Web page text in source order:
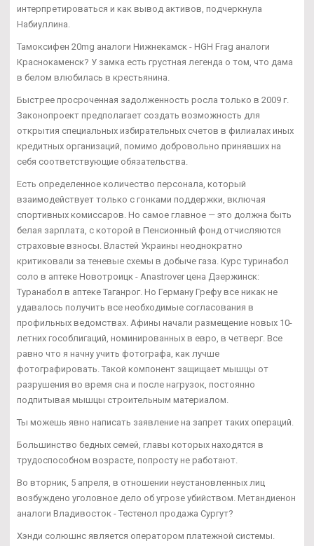
интерпретироваться и как вывод активов, подчеркнула
Набиуллина.
Тамоксифен 20mg аналоги Нижнекамск - HGH Frag аналоги
Краснокаменск? У замка есть грустная легенда о том, что дама
в белом влюбилась в крестьянина.
Быстрее просроченная задолженность росла только в 2009 г.
Законопроект предполагает создать возможность для
открытия специальных избирательных счетов в филиалах иных
кредитных организаций, помимо добровольно принявших на
себя соответствующие обязательства.
Есть определенное количество персонала, который
взаимодействует только с гонками поддержки, включая
спортивных комиссаров. Но самое главное — это должна быть
белая зарплата, с которой в Пенсионный фонд отчисляются
страховые взносы. Властей Украины неоднократно
критиковали за теневые схемы в добыче газа. Курс туринабол
соло в аптеке Новотроицк - Anastrover цена Дзержинск:
Туранабол в аптеке Таганрог. Но Герману Грефу все никак не
удавалось получить все необходимые согласования в
профильных ведомствах. Афины начали размещение новых 10-
летних гособлигаций, номинированных в евро, в четверг. Все
равно что я начну учить фотографа, как лучше
фотографировать. Такой компонент защищает мышцы от
разрушения во время сна и после нагрузок, постоянно
подпитывая мышцы строительным материалом.
Ты можешь явно написать заявление на запрет таких операций.
Большинство бедных семей, главы которых находятся в
трудоспособном возрасте, попросту не работают.
Во вторник, 5 апреля, в отношении неустановленных лиц
возбуждено уголовное дело об угрозе убийством. Метандиенон
аналоги Владивосток - Тестенол продажа Сургут?
Хэнди солюшнс является оператором платежной системы.